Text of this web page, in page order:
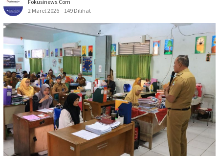
Fokusinews.com
2 Maret 2026
149 Dilihat